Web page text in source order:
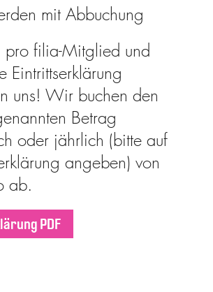
mit Abbuchung
pro filia-Mitglied und
Eintrittserklärung
uns! Wir buchen den
Betrag
oder jährlich (bitte auf
angeben) von
ab.
PDF